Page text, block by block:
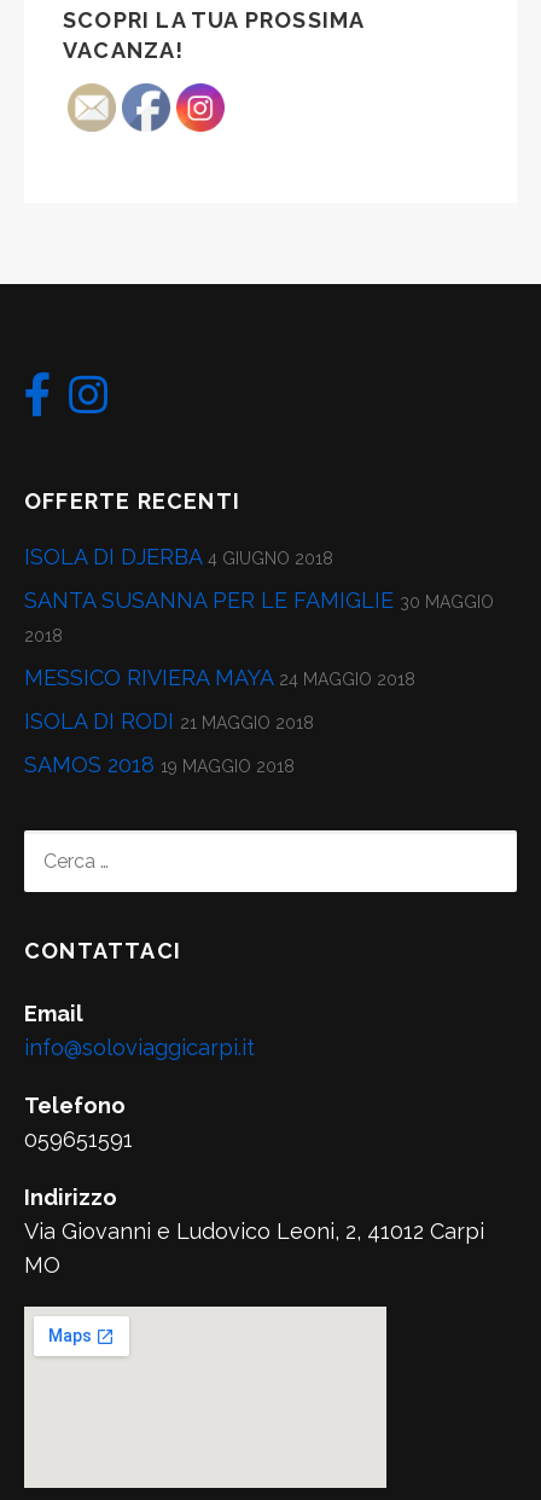
SCOPRI LA TUA PROSSIMA
VACANZA!
OFFERTE RECENTI
ISOLA DI DJERBA 4 GIUGNO 2018
SANTA SUSANNA PER LE FAMIGLIE 30 MAGGIO
2018
MESSICO RIVIERA MAYA 24 MAGGIO 2018
ISOLA DI RODI 21 MAGGIO 2018
SAMOS 2018 19 MAGGIO 2018
PER:
CONTATTACI
Email
info@soloviaggicarpi.it
Telefono
059651591
Indirizzo
Via Giovanni e Ludovico Leoni, 2, 41012 Carpi
MO